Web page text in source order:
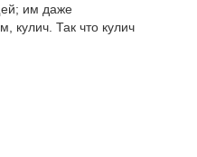
им даже
кулич. Так что кулич